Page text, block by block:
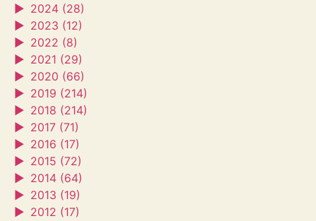
► 2024 (28)
► 2023 (12)
► 2022 (8)
► 2021 (29)
► 2020 (66)
► 2019 (214)
► 2018 (214)
► 2017 (71)
► 2016 (17)
► 2015 (72)
► 2014 (64)
► 2013 (19)
► 2012 (17)